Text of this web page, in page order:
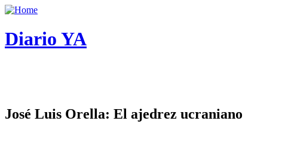
Diario YA
José Luis Orella: El ajedrez ucraniano